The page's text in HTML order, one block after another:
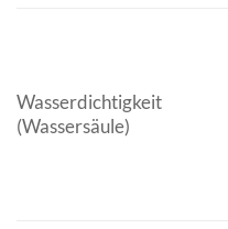
Wasserdichtigkeit
(Wassersäule)